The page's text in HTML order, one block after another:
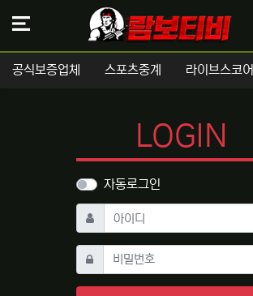
공식보증업체 스포츠중계 라이브스코어
LOGIN
자동로그인
아이디 필수
비밀번호필수